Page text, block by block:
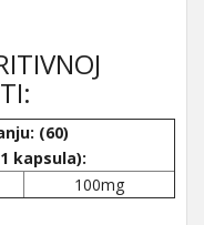
(60)
kapsula):
100mg